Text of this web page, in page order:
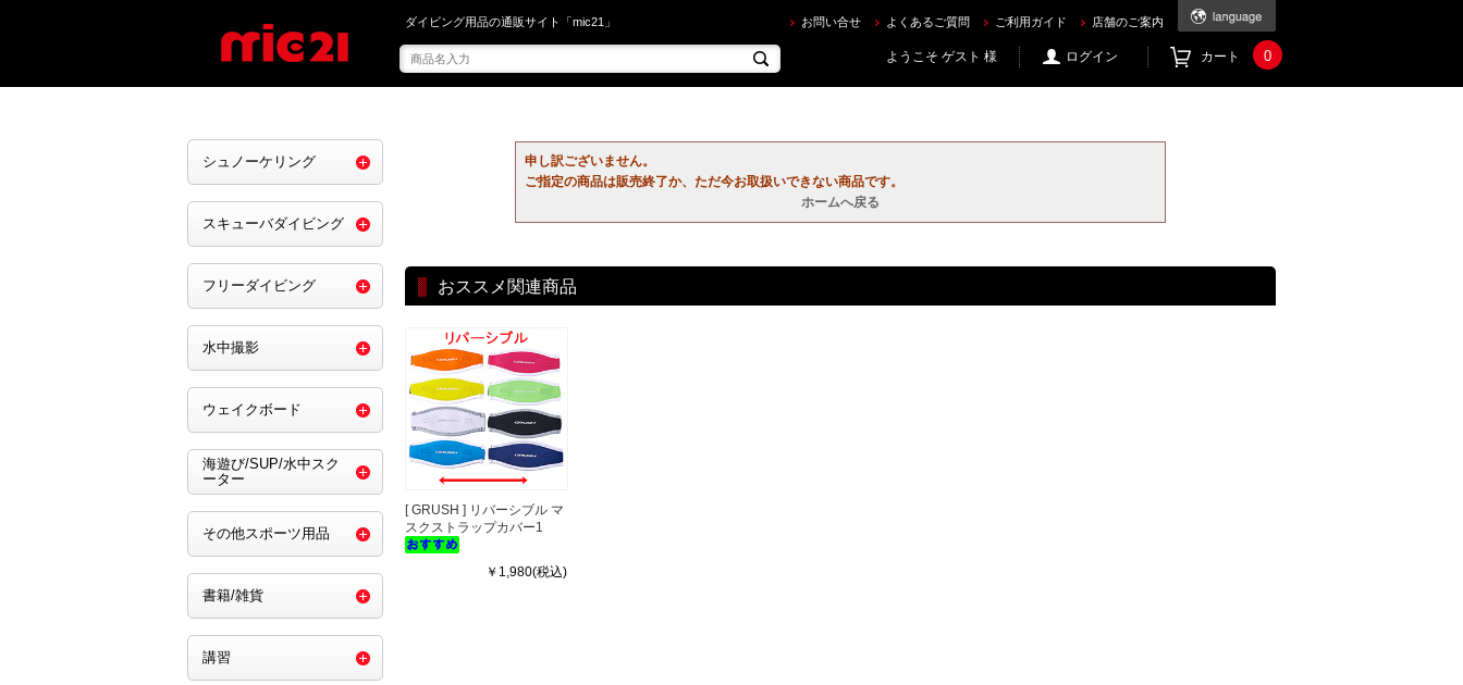
mic21で を買うならec.mic21.com
ダイビング用品の通販サイト「mic21」 お問い合せ よくあるご質問 ご利用ガイド 店舗のご案内
ようこそ ゲスト 様 ログイン カート 0
申し訳ございません。
ご指定の商品は販売終了か、ただ今お取扱いできない商品です。
ホームへ戻る
おススメ関連商品
[ GRUSH ] リバーシブル マ
スクストラップカバー1
￥1,980(税込)
シュノーケリング
スキューバダイビング
フリーダイビング
水中撮影
ウェイクボード
海遊び/SUP/水中スク
ーター
その他スポーツ用品
書籍/雑貨
講習